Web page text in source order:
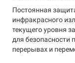
Постоянная
инфракрасного
текущего уровня
для безопасности
перерывах и